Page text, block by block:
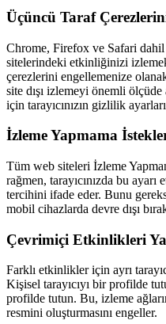
Üçüncü Taraf Çerezlerini
Chrome, Firefox ve Safari dahil
sitelerindeki etkinliğinizi
çerezlerini engellemenize
site dışı izlemeyi önemli ölçüde
için tarayıcınızın gizlilik
İzleme Yapmama
Tüm web siteleri İzleme
rağmen, tarayıcınızda bu
tercihini ifade eder. Bunu
mobil cihazlarda devre dışı
Çevrimiçi Etkinlikleri
Farklı etkinlikler için ayrı
Kişisel tarayıcıyı bir profilde
profilde tutun. Bu, izleme
resmini oluşturmasını engeller.